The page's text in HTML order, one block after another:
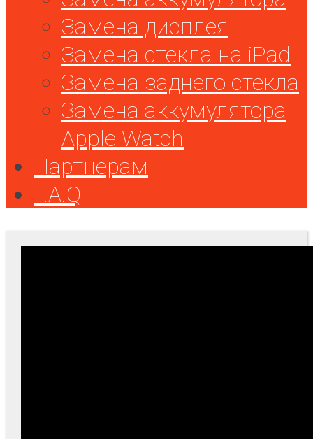
Замена дисплея
Замена стекла на iPad
Замена заднего стекла
Замена аккумулятора
Apple Watch
Партнерам
F.A.Q